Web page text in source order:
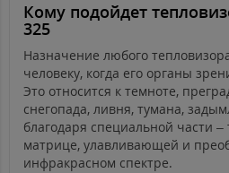
Кому подойдет
325
Назначение любого
человеку, когда его органы
Это относится к темноте,
снегопада, ливня, тумана,
благодаря специальной части
матрице, улавливающей и
инфракрасном спектре.